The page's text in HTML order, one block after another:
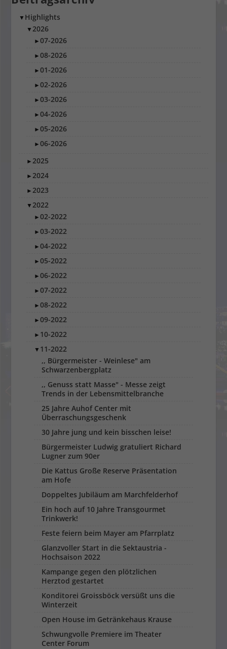
▼ Highlights
▼2026
►07-2026
►08-2026
►01-2026
►02-2026
►03-2026
►04-2026
►05-2026
►06-2026
►2025
►2024
►2023
▼2022
►02-2022
►03-2022
►04-2022
►05-2022
►06-2022
►07-2022
►08-2022
►09-2022
► 10-2022
▼ 11-2022
,, Bürgermeister - Weinlese" am
Schwarzenbergplatz
,, Genuss statt Masse" - Messe zeigt
Trends in der Lebensmittelbranche
25 Jahre Auhof Center mit
Überraschungsgeschenk
30 Jahre jung und kein bisschen leise!
Bürgermeister Ludwig gratuliert Richard
Lugner zum 90er
Die Kattus Große Reserve Präsentation
am Hofe
Doppeltes Jubiläum am Marchfelderhof
Ein hoch auf 10 Jahre Transgourmet
Trinkwerk!
Feste feiern beim Mayer am Pfarrplatz
Glanzvoller Start in die Sektaustria -
Hochsaison 2022
Kampange gegen den plötzlichen
Herztod gestartet
Konditorei Groissböck versüßt uns die
Winterzeit
Open House im Getränkehaus Krause
Schwungvolle Premiere im Theater
Center Forum